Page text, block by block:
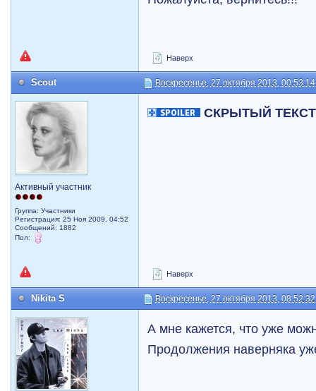
Наверх
Scout Воскресенье, 27 октября 2013, 00:53:14
Активный участник
Группа: Участники
Регистрация: 25 Ноя 2009, 04:52
Сообщений: 1882
Пол:
СКРЫТЫЙ ТЕКСТ
Наверх
Nikita S Воскресенье, 27 октября 2013, 08:52:32
А мне кажется, что уже
Продолжения наверняка